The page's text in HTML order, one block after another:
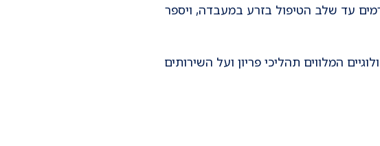
עד שלב הטיפול בזרע במעבדה, ויספר
המלווים תהליכי פריון ועל השירותים